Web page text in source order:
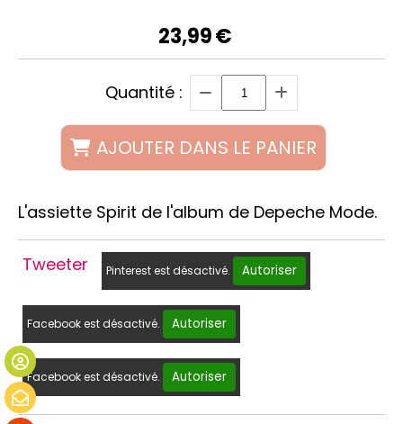
23,99€
Quantité :
AJOUTER DANS LE PANIER
L'assiette Spirit de l'album de Depeche Mode.
Tweeter Pinterest est désactivé. Autoriser
Facebook est désactivé. Autoriser
Facebook est désactivé. Autoriser